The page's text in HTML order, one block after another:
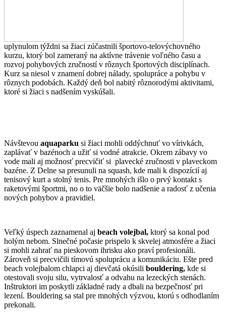
uplynulom týždni sa žiaci zúčastnili športovo-telovýchovného
kurzu, ktorý bol zameraný na aktívne trávenie voľného času a
rozvoj pohybových zručností v rôznych športových disciplínach.
Kurz sa niesol v znamení dobrej nálady, spolupráce a pohybu v
rôznych podobách. Každý deň bol nabitý rôznorodými aktivitami,
ktoré si žiaci s nadšením vyskúšali.
Návštevou aquaparku si žiaci mohli oddýchnuť vo vírivkách,
zaplávať v bazénoch a užiť si vodné atrakcie. Okrem zábavy vo
vode mali aj možnosť precvičiť si plavecké zručnosti v plaveckom
bazéne. Z Delne sa presunuli na squash, kde mali k dispozícií aj
tenisový kurt a stolný tenis. Pre mnohých išlo o prvý kontakt s
raketovými športmi, no o to väčšie bolo nadšenie a radosť z učenia
nových pohybov a pravidiel.
Veľký úspech zaznamenal aj beach volejbal, ktorý sa konal pod
holým nebom. Slnečné počasie prispelo k skvelej atmosfére a žiaci
si mohli zahrať na pieskovom ihrisku ako praví profesionáli.
Zároveň si precvičili tímovú spoluprácu a komunikáciu. Ešte pred
beach volejbalom chlapci aj dievčatá okúsili bouldering, kde si
otestovali svoju silu, vytrvalosť a odvahu na lezeckých stenách.
Inštruktori im poskytli základné rady a dbali na bezpečnosť pri
lezení. Bouldering sa stal pre mnohých výzvou, ktorú s odhodlaním
prekonali.